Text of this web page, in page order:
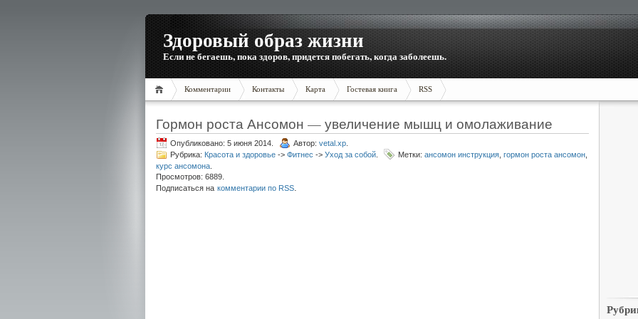
Здоровый образ жизни
Если не бегаешь, пока здоров, придется побегать, когда заболеешь.
Комментарии Контакты Карта Гостевая книга RSS
Гормон роста Ансомон — увеличение мышц и омолаживание
Опубликовано: 5 июня 2014. Автор: vetal.xp
Рубрика: Красота и здоровье -> Фитнес -> Уход за собой Метки: ансомон инструкция гормон роста ансомон
курс ансомона
Просмотров: 6889.
Подписаться на комментарии по RSS.